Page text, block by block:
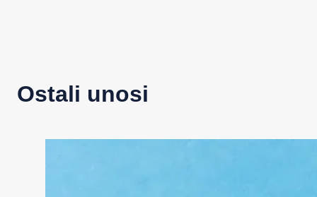
Ostali unosi